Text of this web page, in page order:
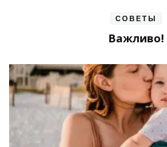
СОВЕТЫ
Важливо!